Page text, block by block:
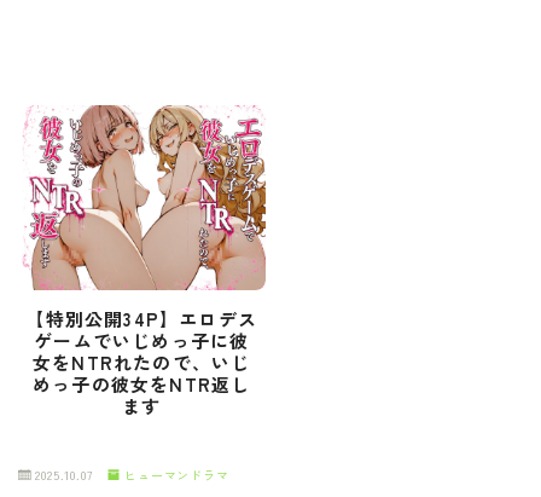
【特別公開34P】エロデス
ゲームでいじめっ子に彼
女をNTRれたので、いじ
めっ子の彼女をNTR返し
ます
2025.10.07 ヒューマンドラマ